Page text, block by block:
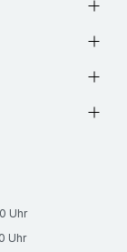
oder
an der
kann.
Uhr
Uhr